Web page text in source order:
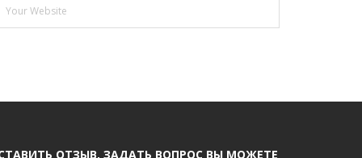
ОТЗЫВ, ЗАДАТЬ ВОПРОС ВЫ МОЖЕТЕ